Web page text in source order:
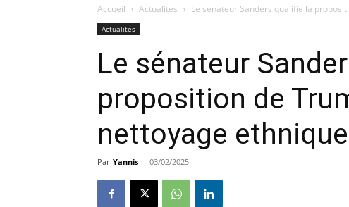
Accueil Actualités Le sénateur Sanders qualifie la
Actualités
Le sénateur
proposition de
nettoyage ethnique
Par Yannis - 03/02/2025